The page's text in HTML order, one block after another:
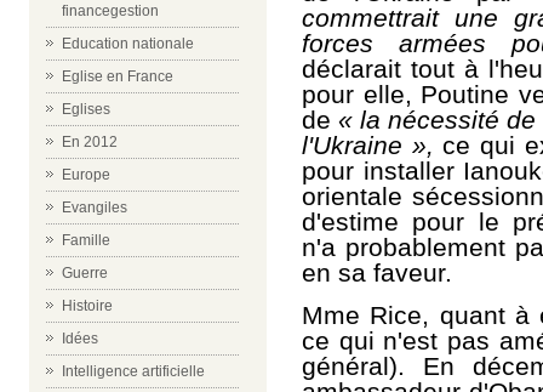
financegestion
Education nationale
Eglise en France
Eglises
En 2012
Europe
Evangiles
Famille
Guerre
Histoire
Idées
Intelligence artificielle
commettrait une
forces armées
déclarait tout à
pour elle, Poutine
de « la nécessité
l'Ukraine », ce qui
pour installer
orientale
d'estime pour le
n'a probablement
en sa faveur.
Mme Rice, quant à
ce qui n'est pas
général). En